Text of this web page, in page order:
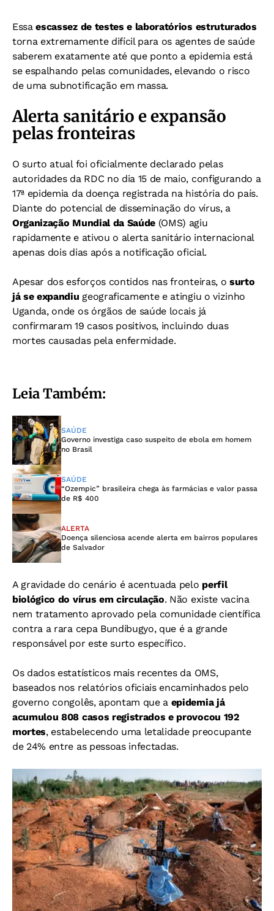
Essaescassez de testes e laboratórios estruturados
torna extremamente difícil para os agentes de saúde
saberem exatamente até que ponto a epidemia está
se espalhando pelas comunidades, elevando o risco
de uma subnotificação em massa.
Alerta sanitário e expansão
pelas fronteiras
O surto atual foi oficialmente declarado pelas
autoridades da RDC no dia 15 de maio, configurando a
17ª epidemia da doença registrada na história do país.
Diante do potencial de disseminação do vírus, a
Organização Mundial da Saúde (OMS) agiu
rapidamente e ativou o alerta sanitário internacional
apenas dois dias após a notificação oficial.
Apesar dos esforços contidos nas fronteiras, o surto
já se expandiu geograficamente e atingiu o vizinho
Uganda, onde os órgãos de saúde locais já
confirmaram 19 casos positivos, incluindo duas
mortes causadas pela enfermidade.
Leia Também:
SAÚDE
Governo investiga caso suspeito de ebola em homem
no Brasil
SAÚDE
“Ozempic” brasileira chega às farmácias e valor passa
de R$ 400
ALERTA
Doença silenciosa acende alerta em bairros populares
de Salvador
A gravidade do cenário é acentuada pelo perfil
biológico do vírus em circulação. Não existe vacina
nem tratamento aprovado pela comunidade científica
contra a rara cepa Bundibugyo, que é a grande
responsável por este surto específico.
Os dados estatísticos mais recentes da OMS,
baseados nos relatórios oficiais encaminhados pelo
governo congolês, apontam que a epidemia já
acumulou 808 casos registrados e provocou 192
mortes, estabelecendo uma letalidade preocupante
de 24% entre as pessoas infectadas.